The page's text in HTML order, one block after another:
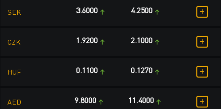
SEK 3.6000 4.2500 +
CZK 1.9200 2.1000 +
HUF 0.1100 0.1270 +
AED 9.8000 11.4000 +